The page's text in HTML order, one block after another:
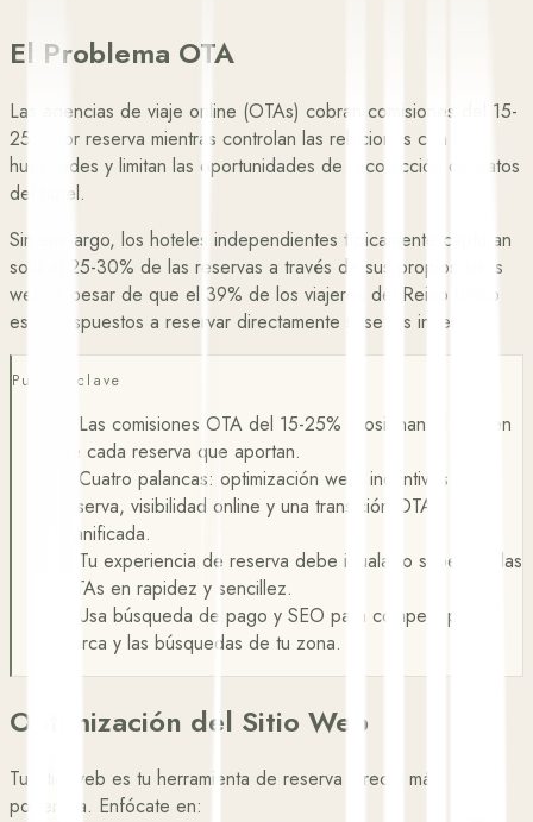
El Problema OTA
Las agencias de viaje online (OTAs) cobran comisiones del 15-
25%
por reserva mientras controlan las relaciones con los
huéspedes y limitan las oportunidades de recolección de datos
del hotel.
Sin embargo, los hoteles independientes típicamente capturan
solo el
25-30% de las reservas a través de sus propios sitios
web, a pesar de que el 39% de los viajeros del Reino Unido
están dispuestos a reservar directamente si se les incentiva.
Puntos clave
Las comisiones OTA del 15-25% erosionan el margen
de cada reserva que aportan.
Cuatro palancas: optimización web, incentivos de
reserva, visibilidad online y una transición OTA
planificada.
Tu experiencia de reserva debe igualar o superar a las
OTAs en rapidez y sencillez.
Usa búsqueda de pago y SEO para competir por tu
marca y las búsquedas de tu zona.
Optimización del Sitio Web
Tu sitio web es tu herramienta de reserva directa más
poderosa. Enfócate en: